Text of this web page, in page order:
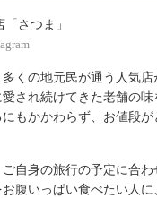
くの地元民が通う人気
され続けてきた老舗の
もかかわらず、お値段
自身の旅行の予定に合
腹いっぱい食べたい人